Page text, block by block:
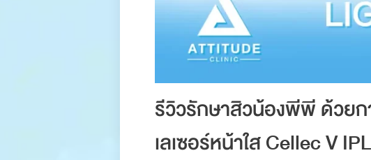
รีวิวรักษาสิวน้องพีพี ด้วยก
เลเซอร์หน้าใส Cellec V